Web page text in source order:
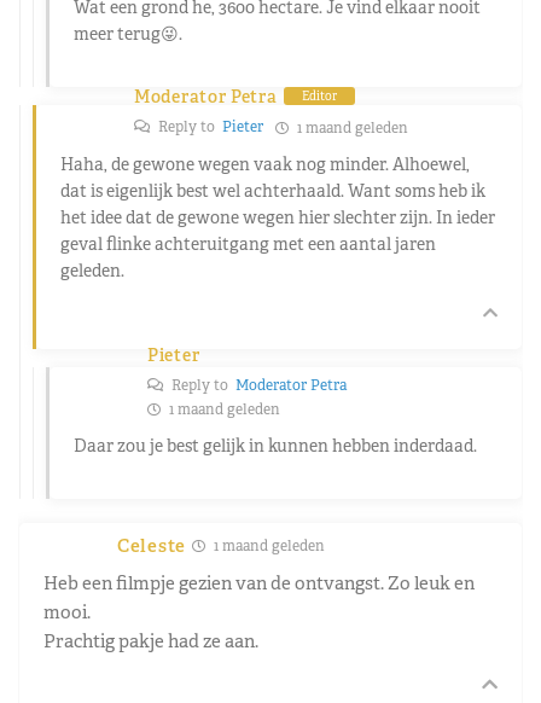
Wat een grond he, 3600 hectare. Je vind elkaar nooit
meer terug😜.
Moderator Petra Editor
Reply to Pieter 1 maand geleden
Haha, de gewone wegen vaak nog minder. Alhoewel,
dat is eigenlijk best wel achterhaald. Want soms heb ik
het idee dat de gewone wegen hier slechter zijn. In ieder
geval flinke achteruitgang met een aantal jaren
geleden.
Pieter
Reply to Moderator Petra
1 maand geleden
Daar zou je best gelijk in kunnen hebben inderdaad.
Celeste 1 maand geleden
Heb een filmpje gezien van de ontvangst. Zo leuk en
mooi.
Prachtig pakje had ze aan.